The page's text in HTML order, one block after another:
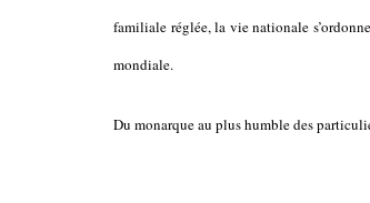
familiale réglée, la vie nationale
mondiale.
Du monarque au plus humble des